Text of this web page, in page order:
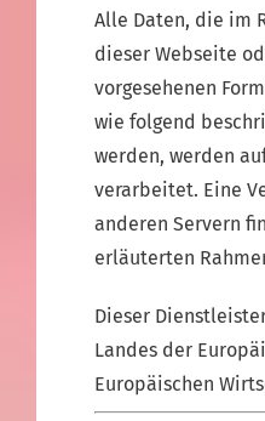
Alle Daten, die im
dieser Webseite
vorgesehenen
wie folgend
werden, werden
verarbeitet. Eine
anderen Servern
erläuterten
Dieser
Landes der
Europäischen